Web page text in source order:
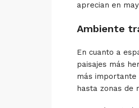
aprecian en
Ambiente
En cuanto a
paisajes más
más importante
hasta zonas de